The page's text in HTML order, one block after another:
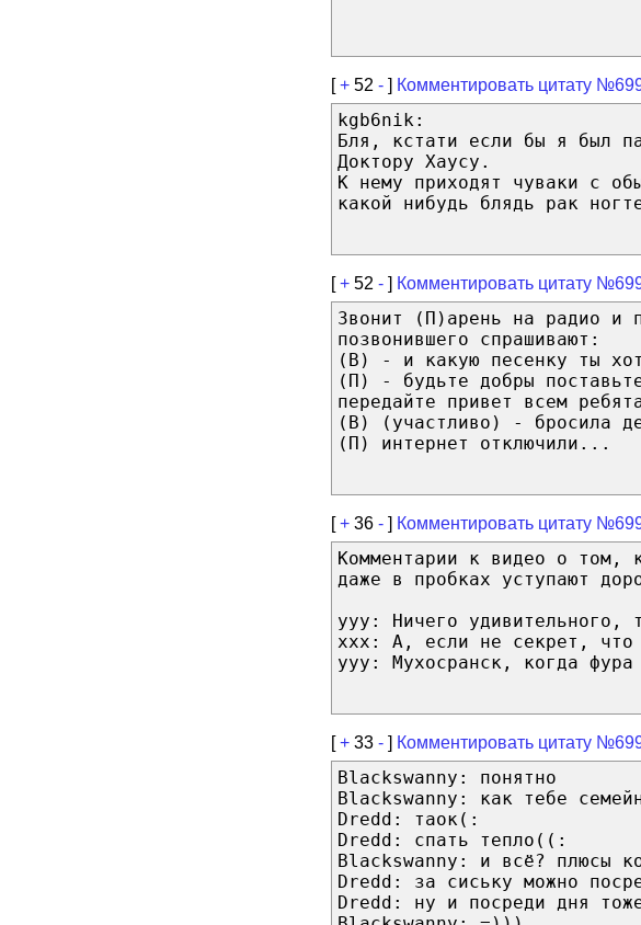
[+ 52 - ] Комментировать цитату
kgb6nik:
Бля, кстати если бы я был
Доктору Хаусу.
К нему приходят чуваки с
какой нибудь блядь рак
[+ 52 - ] Комментировать цитату
Звонит (П)арень на радио и
позвонившего спрашивают:
(В) - и какую песенку ты
(П) - будьте добры
передайте привет всем
(В) (участливо) - бросила
(П) интернет отключили...
[+ 36 - ] Комментировать цитату
Комментарии к видео о том,
даже в пробках уступают
yyy: Ничего
xxx: А, если не секрет, что
yyy: Мухосранск, когда фура
[+ 33 - ] Комментировать цитату
Blackswanny: понятно
Blackswanny: как тебе
Dredd: таок(:
Dredd: спать тепло((:
Blackswanny: и всё? плюсы
Dredd: за сиську можно
Dredd: ну и посреди дня